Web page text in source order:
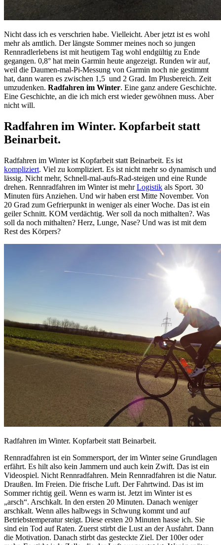
Nicht dass ich es verschrien habe. Vielleicht. Aber jetzt ist es wohl
mehr als amtlich. Der längste Sommer meines noch so jungen
Rennradlerlebens ist mit heutigem Tag wohl endgültig zu Ende
gegangen. 0,8° hat mein Garmin heute angezeigt. Runden wir auf,
weil die Daumen-mal-Pi-Messung von Garmin noch nie gestimmt
hat, dann waren es zwischen 1,5 und 2 Grad. Im Plusbereich. Zeit
umzudenken. Radfahren im Winter. Eine ganz andere Geschichte.
Eine Geschichte, an die ich mich erst wieder gewöhnen muss. Aber
nicht will.
Radfahren im Winter. Kopfarbeit statt
Beinarbeit.
Radfahren im Winter ist Kopfarbeit statt Beinarbeit. Es ist
kompliziert. Viel zu kompliziert. Es ist nicht mehr so dynamisch und
lässig. Nicht mehr, Schnell-mal-aufs-Rad-steigen und eine Runde
drehen. Rennradfahren im Winter ist mehrLogistik als Sport. 30
Minuten fürs Anziehen. Und wir haben erst Mitte November. Von
20 Grad zum Gefrierpunkt in weniger als einer Woche. Das ist ein
geiler Schnitt. KOM verdächtig. Wer soll da noch mithalten?. Was
soll da noch mithalten? Herz, Lunge, Nase? Und was ist mit dem
Rest des Körpers?
Radfahren im Winter. Kopfarbeit statt Beinarbeit.
Rennradfahren ist ein Sommersport, der im Winter seine Grundlagen
erfährt. Es hilt also kein Jammern und auch kein Zwift. Das ist ein
Videospiel. Nicht Rennradfahren. Mein Rennradfahren ist die Natur.
Draußen. Im Freien. Die frische Luft. Der Fahrtwind. Das ist im
Sommer richtig geil. Wenn es warm ist. Jetzt im Winter ist es
„arsch“. Arschkalt. In den ersten 20 Minuten. Danach weniger
arschkalt. Wenn alles halbwegs in Schwung kommt und auf
Betriebstemperatur steigt. Diese ersten 20 Minuten hasse ich. Sie
sind ein Tod auf Raten. Zuerst stirbt die Lust an der Ausfahrt. Dann
die Motivation. Danach stirbt das gesteckte Ziel. Der 100er oder